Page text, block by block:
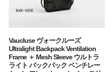
Vaucluse ヴォークルーズ
Ultralight Backpack Ventilation
Frame ＋ Mesh Sleeve ウルトラ
ライト バックパック ベンチレー